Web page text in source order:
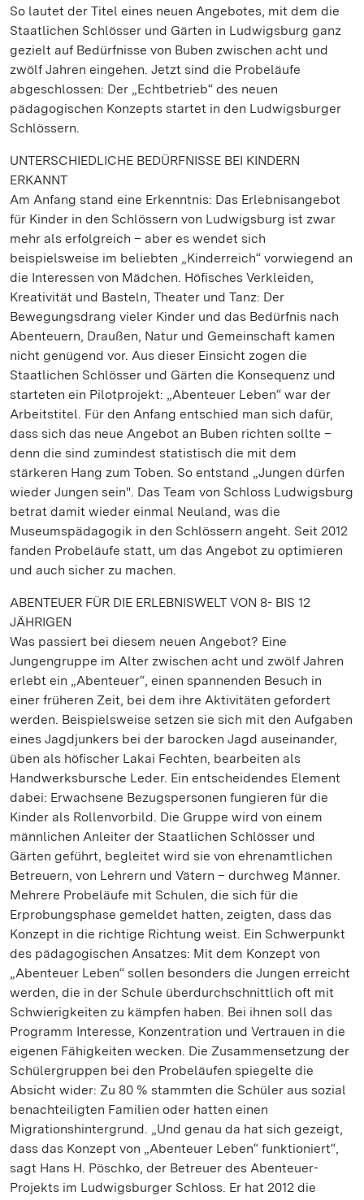
So lautet der Titel eines neuen Angebotes, mit dem die
Staatlichen Schlösser und Gärten in Ludwigsburg ganz
gezielt auf Bedürfnisse von Buben zwischen acht und
zwölf Jahren eingehen. Jetzt sind die Probeläufe
abgeschlossen: Der „Echtbetrieb“ des neuen
pädagogischen Konzepts startet in den Ludwigsburger
Schlössern.
UNTERSCHIEDLICHE BEDÜRFNISSE BEI KINDERN
ERKANNT
Am Anfang stand eine Erkenntnis: Das Erlebnisangebot
für Kinder in den Schlössern von Ludwigsburg ist zwar
mehr als erfolgreich – aber es wendet sich
beispielsweise im beliebten „Kinderreich“ vorwiegend an
die Interessen von Mädchen. Höfisches Verkleiden,
Kreativität und Basteln, Theater und Tanz: Der
Bewegungsdrang vieler Kinder und das Bedürfnis nach
Abenteuern, Draußen, Natur und Gemeinschaft kamen
nicht genügend vor. Aus dieser Einsicht zogen die
Staatlichen Schlösser und Gärten die Konsequenz und
starteten ein Pilotprojekt: „Abenteuer Leben“ war der
Arbeitstitel. Für den Anfang entschied man sich dafür,
dass sich das neue Angebot an Buben richten sollte –
denn die sind zumindest statistisch die mit dem
stärkeren Hang zum Toben. So entstand „Jungen dürfen
wieder Jungen sein". Das Team von Schloss Ludwigsburg
betrat damit wieder einmal Neuland, was die
Museumspädagogik in den Schlössern angeht. Seit 2012
fanden Probeläufe statt, um das Angebot zu optimieren
und auch sicher zu machen.
ABENTEUER FÜR DIE ERLEBNISWELT VON 8- BIS 12
JÄHRIGEN
Was passiert bei diesem neuen Angebot? Eine
Jungengruppe im Alter zwischen acht und zwölf Jahren
erlebt ein „Abenteuer“, einen spannenden Besuch in
einer früheren Zeit, bei dem ihre Aktivitäten gefordert
werden. Beispielsweise setzen sie sich mit den Aufgaben
eines Jagdjunkers bei der barocken Jagd auseinander,
üben als höfischer Lakai Fechten, bearbeiten als
Handwerksbursche Leder. Ein entscheidendes Element
dabei: Erwachsene Bezugspersonen fungieren für die
Kinder als Rollenvorbild. Die Gruppe wird von einem
männlichen Anleiter der Staatlichen Schlösser und
Gärten geführt, begleitet wird sie von ehrenamtlichen
Betreuern, von Lehrern und Vätern – durchweg Männer.
Mehrere Probeläufe mit Schulen, die sich für die
Erprobungsphase gemeldet hatten, zeigten, dass das
Konzept in die richtige Richtung weist. Ein Schwerpunkt
des pädagogischen Ansatzes: Mit dem Konzept von
„Abenteuer Leben“ sollen besonders die Jungen erreicht
werden, die in der Schule überdurchschnittlich oft mit
Schwierigkeiten zu kämpfen haben. Bei ihnen soll das
Programm Interesse, Konzentration und Vertrauen in die
eigenen Fähigkeiten wecken. Die Zusammensetzung der
Schülergruppen bei den Probeläufen spiegelte die
Absicht wider: Zu 80 % stammten die Schüler aus sozial
benachteiligten Familien oder hatten einen
Migrationshintergrund. „Und genau da hat sich gezeigt,
dass das Konzept von „Abenteuer Leben“ funktioniert“,
sagt Hans H. Pöschko, der Betreuer des Abenteuer-
Projekts im Ludwigsburger Schloss. Er hat 2012 die